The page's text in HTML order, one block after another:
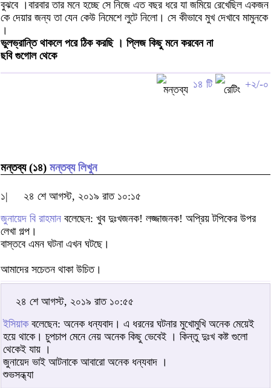
বুঝবে ।বারবার তার মনে হচ্ছে সে নিজে এত বছর ধরে যা জমিয়ে রেখেছিল একজন
কে দেয়ার জন্য তা যেন কেউ নিমেশে লুটে নিলো। সে কীভাবে মুখ দেখাবে মামুনকে
।
ভুলভ্রান্তি থাকলে পরে ঠিক করছি । প্লিজ কিছু মনে করবেন না
ছবি গুগোল থেকে
১৪ টি +২/-০
মন্তব্য (১৪) মন্তব্য লিখুন
১|
২৪ শে আগস্ট, ২০১৯ রাত ১০:১৫
জুনায়েদ বি রাহমান বলেছেন: খুব দুঃখজনক! লজ্জাজনক! অপ্রিয় টপিকের উপর
লেখা গল্প।
বাস্তবে এমন ঘটনা এখন ঘটছে।
আমাদের সচেতন থাকা উচিত।
২৪ শে আগস্ট, ২০১৯ রাত ১০:৫৫
ইসিয়াকবলেছেন: অনেক ধন্যবাদ। এ ধরনের ঘটনার মুখোমুখি অনেক মেয়েই
হয়ে থাকে। চুপচাপ মেনে নেয় অনেক কিছু ভেবেই । কিন্তু দুঃখ কষ্ট গুলো
থেকেই যায় ।
জুনায়েদ ভাই আটনাকে আবারো অনেক ধন্যবাদ ।
শুভসন্ধ্যা